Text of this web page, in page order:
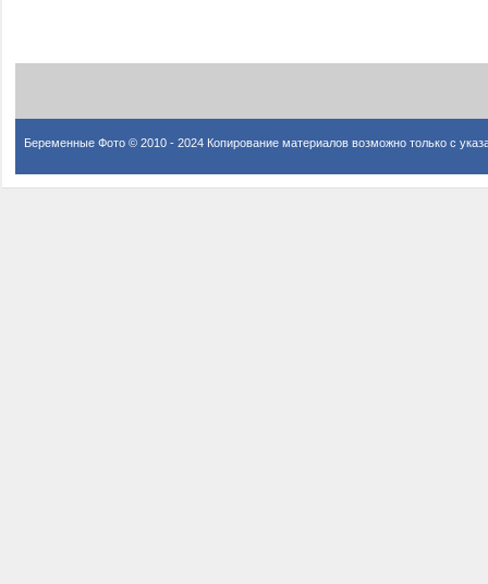
Беременные Фото © 2010 - 2024 Копирование материалов возможно только с